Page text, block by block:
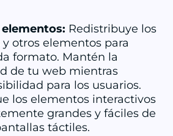
Redistribuye los
otros elementos para
formato. Mantén la
de tu web mientras
para los usuarios.
los elementos interactivos
grandes y fáciles de
táctiles.